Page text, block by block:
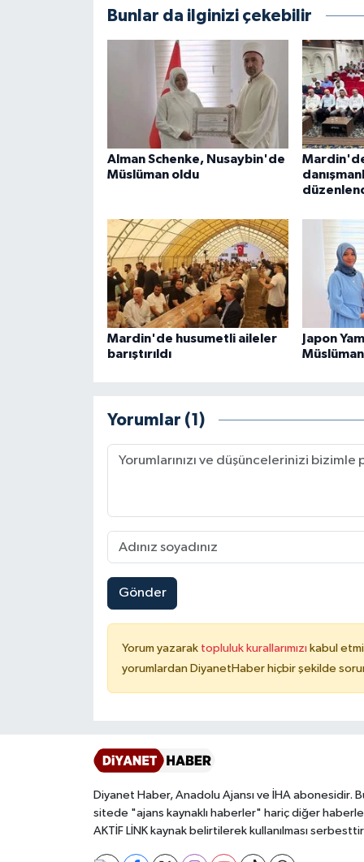
Bunlar da ilginizi çekebilir
Alman Schenke, Nusaybin'de
Müslüman oldu
Mardin'de husumetli aileler
barıştırıldı
Japon
Yorumlar (1)
Gönder
Yorum yazarak topluluk kurallarımızı kabul
yorumlardan DiyanetHaber hiçbir şekilde
Diyanet Haber, Anadolu Ajansı ve İHA abonesidir.
sitede "ajans kaynaklı haberler" hariç diğer
AKTİF LİNK kaynak belirtilerek kullanılması
Kırklareli Müftülüğü
Kırşehir Müftülüğü
Kocaeli Müftülüğü
Konya Müftülüğü
Malatya Müftülüğü
Manisa Müftülüğü
Mardin Müftülüğü
Muğla Müftülüğü
Muş Müftülüğü
Niğde Müftülüğü
Ordu Müftülüğü
Osmaniye Müftülüğü
Rize Müftülüğü
Samsun Müftülüğü
Siirt Müftülüğü
Sinop Müftülüğü